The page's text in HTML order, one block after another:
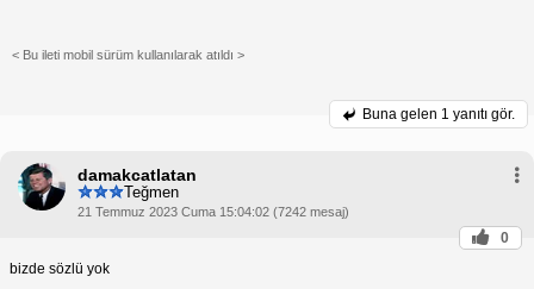
< Bu ileti mobil sürüm kullanılarak atıldı >
Buna gelen 1 yanıtı gör.
damakcatlatan
Teğmen
21 Temmuz 2023 Cuma 15:04:02 (7242 mesaj)
0
bizde sözlü yok